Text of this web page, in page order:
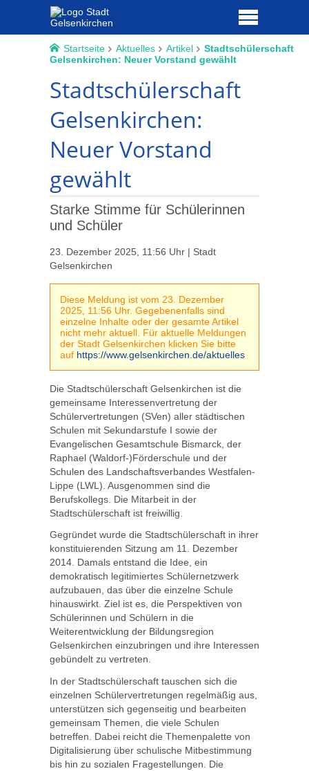
Startseite Aktuelles Artikel
Stadtschülerschaft
Gelsenkirchen: Neuer Vorstand gewählt
Stadtschülerschaft
Gelsenkirchen:
Neuer Vorstand
gewählt
Starke Stimme für Schülerinnen
und Schüler
23. Dezember 2025, 11:56 Uhr | Stadt
Gelsenkirchen
Diese Meldung ist vom 23. Dezember
2025, 11:56 Uhr. Gegebenenfalls sind
einzelne Inhalte oder der gesamte Artikel
nicht mehr aktuell. Für aktuelle Meldungen
der Stadt Gelsenkirchen klicken Sie bitte
auf https://www.gelsenkirchen.de/aktuelles
Die Stadtschülerschaft Gelsenkirchen ist die
gemeinsame Interessenvertretung der
Schülervertretungen (SVen) aller städtischen
Schulen mit Sekundarstufe I sowie der
Evangelischen Gesamtschule Bismarck, der
Raphael (Waldorf-)Förderschule und der
Schulen des Landschaftsverbandes Westfalen-
Lippe (LWL). Ausgenommen sind die
Berufskollegs. Die Mitarbeit in der
Stadtschülerschaft ist freiwillig.
Gegründet wurde die Stadtschülerschaft in ihrer
konstituierenden Sitzung am 11. Dezember
2014. Damals entstand die Idee, ein
demokratisch legitimiertes Schülernetzwerk
aufzubauen, das über die einzelne Schule
hinauswirkt. Ziel ist es, die Perspektiven von
Schülerinnen und Schülern in die
Weiterentwicklung der Bildungsregion
Gelsenkirchen einzubringen und ihre Interessen
gebündelt zu vertreten.
In der Stadtschülerschaft tauschen sich die
einzelnen Schülervertretungen regelmäßig aus,
unterstützen sich gegenseitig und bearbeiten
gemeinsam Themen, die viele Schulen
betreffen. Dabei reicht die Themenpalette von
Digitalisierung über schulische Mitbestimmung
bis hin zu sozialen Fragestellungen. Die